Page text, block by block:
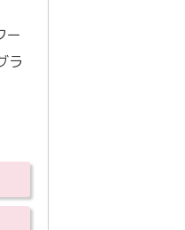
ー
ラ